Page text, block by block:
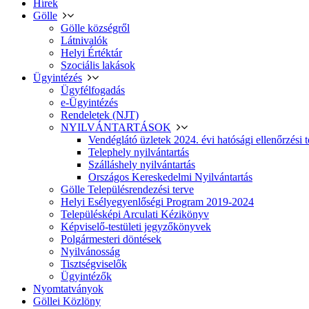
Hírek
Gölle
Gölle községről
Látnivalók
Helyi Értéktár
Szociális lakások
Ügyintézés
Ügyfélfogadás
e-Ügyintézés
Rendeletek (NJT)
NYILVÁNTARTÁSOK
Vendéglátó üzletek 2024. évi hatósági ellenőrzési
Telephely nyilvántartás
Szálláshely nyilvántartás
Országos Kereskedelmi Nyilvántartás
Gölle Településrendezési terve
Helyi Esélyegyenlőségi Program 2019-2024
Településképi Arculati Kézikönyv
Képviselő-testületi jegyzőkönyvek
Polgármesteri döntések
Nyilvánosság
Tisztségviselők
Ügyintézők
Nyomtatványok
Göllei Közlöny